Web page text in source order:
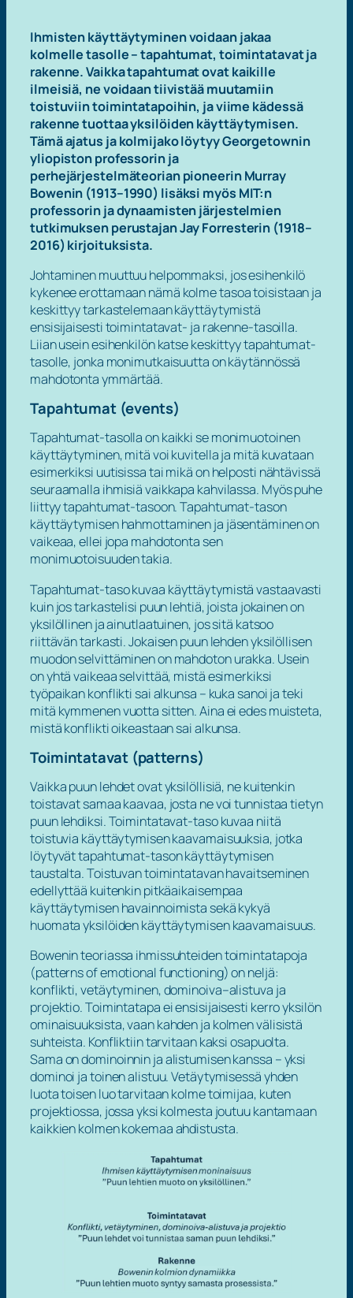
Ihmisten käyttäytyminen voidaan jakaa
kolmelle tasolle – tapahtumat, toimintatavat ja
rakenne. Vaikka tapahtumat ovat kaikille
ilmeisiä, ne voidaan tiivistää muutamiin
toistuviin toimintatapoihin, ja viime kädessä
rakenne tuottaa yksilöiden käyttäytymisen.
Tämä ajatus ja kolmijako löytyy Georgetownin
yliopiston professorin ja
perhejärjestelmäteorian pioneerin Murray
Bowenin (1913–1990) lisäksi myös MIT:n
professorin ja dynaamisten järjestelmien
tutkimuksen perustajan Jay Forresterin (1918–
2016) kirjoituksista.
Johtaminen muuttuu helpommaksi, jos esihenkilö
kykenee erottamaan nämä kolme tasoa toisistaan ja
keskittyy tarkastelemaan käyttäytymistä
ensisijaisesti toimintatavat- ja rakenne-tasoilla.
Liian usein esihenkilön katse keskittyy tapahtumat-
tasolle, jonka monimutkaisuutta on käytännössä
mahdotonta ymmärtää.
Tapahtumat (events)
Tapahtumat-tasolla on kaikki se monimuotoinen
käyttäytyminen, mitä voi kuvitella ja mitä kuvataan
esimerkiksi uutisissa tai mikä on helposti nähtävissä
seuraamalla ihmisiä vaikkapa kahvilassa. Myös puhe
liittyy tapahtumat-tasoon. Tapahtumat-tason
käyttäytymisen hahmottaminen ja jäsentäminen on
vaikeaa, ellei jopa mahdotonta sen
monimuotoisuuden takia.
Tapahtumat-taso kuvaa käyttäytymistä vastaavasti
kuin jos tarkastelisi puun lehtiä, joista jokainen on
yksilöllinen ja ainutlaatuinen, jos sitä katsoo
riittävän tarkasti. Jokaisen puun lehden yksilöllisen
muodon selvittäminen on mahdoton urakka. Usein
on yhtä vaikeaa selvittää, mistä esimerkiksi
työpaikan konflikti sai alkunsa – kuka sanoi ja teki
mitä kymmenen vuotta sitten. Aina ei edes muisteta,
mistä konflikti oikeastaan sai alkunsa.
Toimintatavat (patterns)
Vaikka puun lehdet ovat yksilöllisiä, ne kuitenkin
toistavat samaa kaavaa, josta ne voi tunnistaa tietyn
puun lehdiksi. Toimintatavat-taso kuvaa niitä
toistuvia käyttäytymisen kaavamaisuuksia, jotka
löytyvät tapahtumat-tason käyttäytymisen
taustalta. Toistuvan toimintatavan havaitseminen
edellyttää kuitenkin pitkäaikaisempaa
käyttäytymisen havainnoimista sekä kykyä
huomata yksilöiden käyttäytymisen kaavamaisuus.
Bowenin teoriassa ihmissuhteiden toimintatapoja
(patterns of emotional functioning) on neljä:
konflikti,vetäytyminen,dominoiva–alistuva ja
projektio. Toimintatapa ei ensisijaisesti kerro yksilön
ominaisuuksista, vaan kahden ja kolmen välisistä
suhteista. Konfliktiin tarvitaan kaksi osapuolta.
Sama on dominoinnin ja alistumisen kanssa – yksi
dominoi ja toinen alistuu. Vetäytymisessä yhden
luota toisen luo tarvitaan kolme toimijaa, kuten
projektiossa, jossa yksi kolmesta joutuu kantamaan
kaikkien kolmen kokemaa ahdistusta.